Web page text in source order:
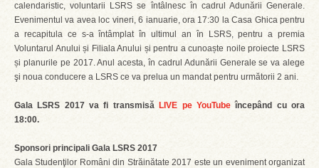
calendaristic, voluntarii LSRS se întâlnesc în cadrul Adunării Generale.
Evenimentul va avea loc vineri, 6 ianuarie, ora 17:30 la Casa Ghica pentru
a recapitula ce s-a întâmplat în ultimul an în LSRS, pentru a premia
Voluntarul Anului și Filiala Anului și pentru a cunoaște noile proiecte LSRS
și planurile pe 2017. Anul acesta, în cadrul Adunării Generale se va alege
şi noua conducere a LSRS ce va prelua un mandat pentru următorii 2 ani.
Gala LSRS 2017 va fi transmisă LIVE pe YouTubeîncepând cu ora
18:00.
Sponsori principali Gala LSRS 2017
Gala Studenţilor Români din Străinătate 2017 este un eveniment organizat